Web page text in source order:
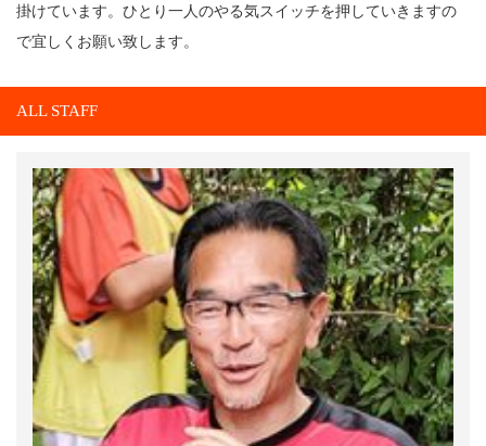
掛けています。ひとり一人のやる気スイッチを押していきますの
で宜しくお願い致します。
ALL STAFF